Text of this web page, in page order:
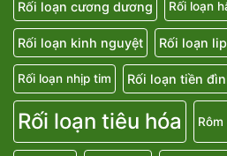
Rối loạn cương dương Rối loạn
Rối loạn kinh nguyệt Rối loạn
Rối loạn nhịp tim Rối loạn tiền
Rối loạn tiêu hóa Rôm